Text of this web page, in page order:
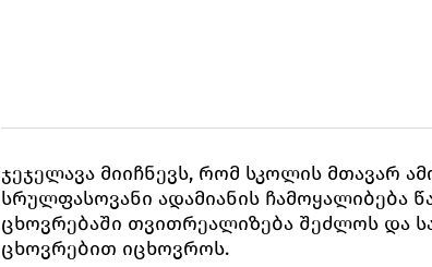
ჯეჯელავა მიიჩნევს, რომ სკოლის მთავარ
სრულფასოვანი ადამიანის ჩამოყალიბება
ცხოვრებაში თვითრეალიზება შეძლოს და
ცხოვრებით იცხოვროს.